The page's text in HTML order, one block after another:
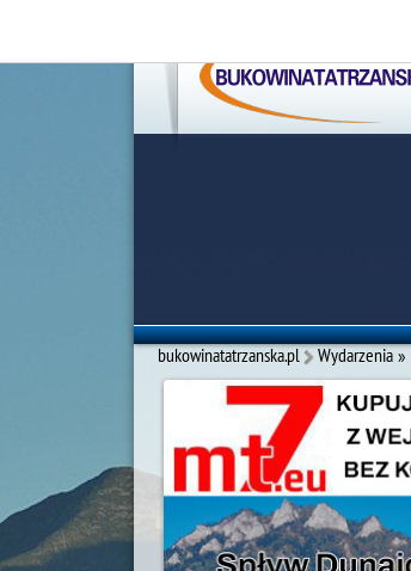
bukowinatatrzanska.pl Wydarzenia »